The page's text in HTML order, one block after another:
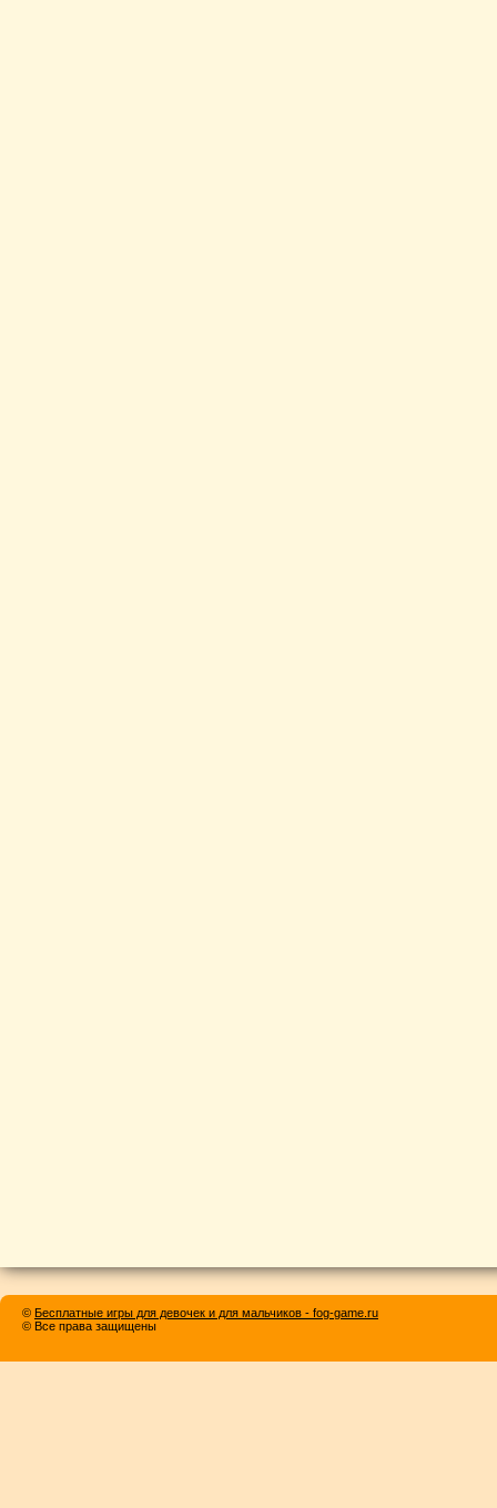
© Бесплатные игры для девочек и для мальчиков - fog-game.ru
© Все права защищены